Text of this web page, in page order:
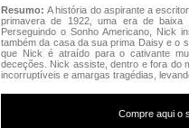
Resumo:A história do aspirante a
primavera de 1922, uma era de
Perseguindo o Sonho Americano, Nick
também da casa da sua prima Daisy e o
que Nick é atraído para o cativante
deceções. Nick assiste, dentro e fora do
incorruptíveis e amargas tragédias,
Compre aqui o